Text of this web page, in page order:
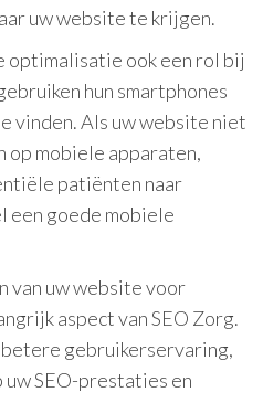
uw website te krijgen.
optimalisatie ook een rol bij
hun smartphones
vinden. Als uw website niet
mobiele apparaten,
patiënten naar
een goede mobiele
van uw website voor
aspect van SEO Zorg.
gebruikerservaring,
SEO-prestaties en